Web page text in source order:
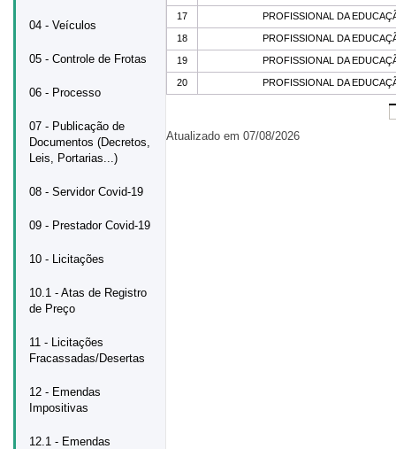
04 - Veículos
05 - Controle de Frotas
06 - Processo
07 - Publicação de
Documentos (Decretos,
Leis, Portarias...)
08 - Servidor Covid-19
09 - Prestador Covid-19
10 - Licitações
10.1 - Atas de Registro
de Preço
11 - Licitações
Fracassadas/Desertas
12 - Emendas
Impositivas
12.1 - Emendas
17 PROFISSIONAL DA
18 PROFISSIONAL DA
19 PROFISSIONAL DA
20 PROFISSIONAL DA
Atualizado em 07/08/2026